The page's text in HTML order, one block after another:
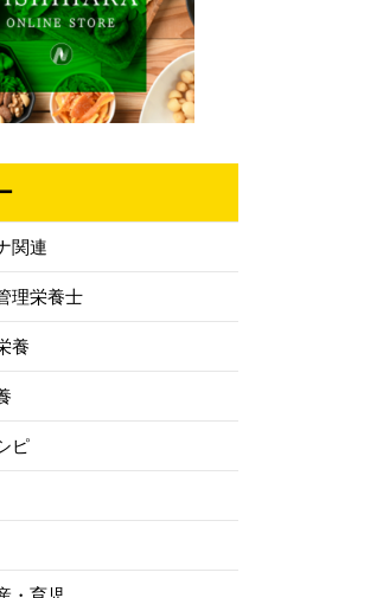
関連
理栄養士
養
ピ